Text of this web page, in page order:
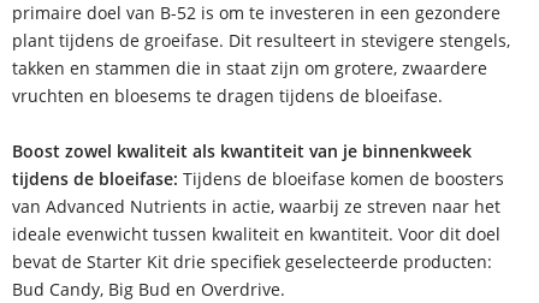
primaire doel van B-52 is om te investeren in een gezondere
plant tijdens de groeifase. Dit resulteert in stevigere stengels,
takken en stammen die in staat zijn om grotere, zwaardere
vruchten en bloesems te dragen tijdens de bloeifase.
Boost zowel kwaliteit als kwantiteit van je binnenkweek
tijdens de bloeifase: Tijdens de bloeifase komen de boosters
van Advanced Nutrients in actie, waarbij ze streven naar het
ideale evenwicht tussen kwaliteit en kwantiteit. Voor dit doel
bevat de Starter Kit drie specifiek geselecteerde producten:
Bud Candy, Big Bud en Overdrive.